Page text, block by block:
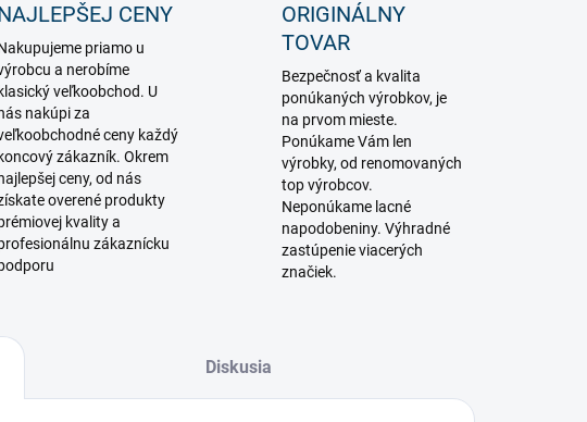
CENY
priamo u
a nerobíme
klasický veľkoobchod. U
nakúpi za
ceny každý
koncový zákazník. Okrem
ceny, od nás
overené produkty
kvality a
zákaznícku
ORIGINÁLNY
TOVAR
Bezpečnosť a kvalita
ponúkaných výrobkov, je
na prvom mieste.
Ponúkame Vám len
výrobky, od renomovaných
top výrobcov.
Neponúkame lacné
napodobeniny. Výhradné
zastúpenie viacerých
značiek.
Diskusia